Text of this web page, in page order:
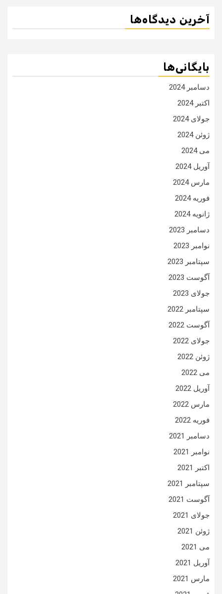
آخرین دیدگاه‌ها
بایگانی‌ها
دسامبر 2024
اکتبر 2024
جولای 2024
ژوئن 2024
می 2024
آوریل 2024
مارس 2024
فوریه 2024
ژانویه 2024
دسامبر 2023
نوامبر 2023
سپتامبر 2023
آگوست 2023
جولای 2023
سپتامبر 2022
آگوست 2022
جولای 2022
ژوئن 2022
می 2022
آوریل 2022
مارس 2022
فوریه 2022
دسامبر 2021
نوامبر 2021
اکتبر 2021
سپتامبر 2021
آگوست 2021
جولای 2021
ژوئن 2021
می 2021
آوریل 2021
مارس 2021